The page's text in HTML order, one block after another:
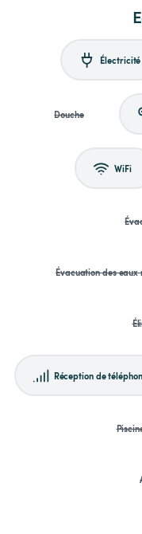
Électricité
Douche
WiFi
Évacuation des eaux
Réception de